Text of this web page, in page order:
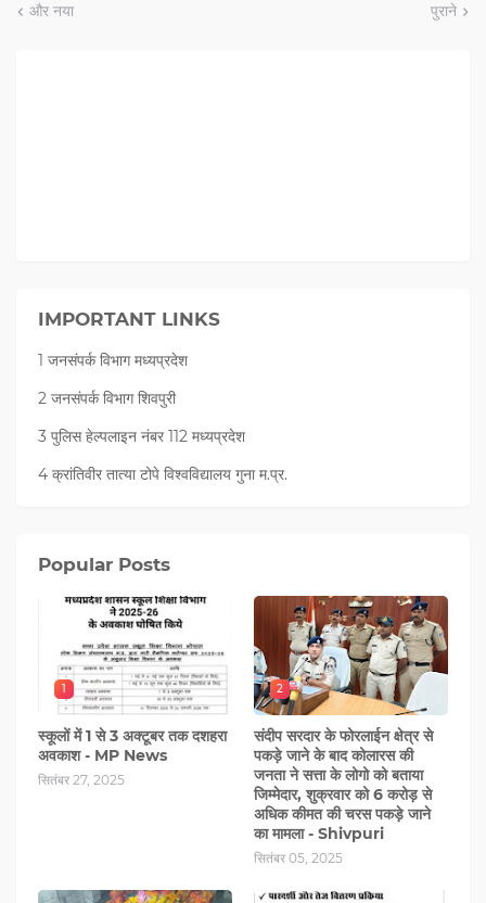
और नया पुराने
IMPORTANT LINKS
1 जनसंपर्क विभाग मध्यप्रदेश
2 जनसंपर्क विभाग शिवपुरी
3 पुलिस हेल्पलाइन नंबर 112 मध्‍यप्रदेश
4 क्रांतिवीर तात्या टोपे विश्वविद्यालय गुना म.प्र.
Popular Posts
1
स्कूलों में 1 से 3 अक्टूबर तक दशहरा
अवकाश - MP News
सितंबर 27, 2025
2
संदीप सरदार के फोरलाईन क्षेत्र से
पकड़े जाने के बाद कोलारस की
जनता ने सत्ता के लोगो को बताया
जिम्मेदार, शुक्रवार को 6 करोड़ से
अधिक कीमत की चरस पकड़े जाने
का मामला - Shivpuri
सितंबर 05, 2025